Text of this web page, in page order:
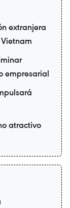
extranjera
empresarial
atractivo